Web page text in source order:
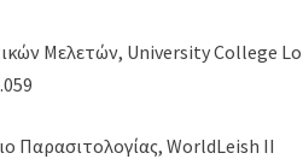
Μελετών, University College
Παρασιτολογίας, WorldLeish II